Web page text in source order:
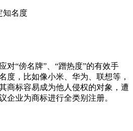
知名度
对“傍名牌”、“蹭热度”的有效手
度，比如像小米、华为、联想等，
商标容易成为他人侵权的对象，遭
企业为商标进行全类别注册。